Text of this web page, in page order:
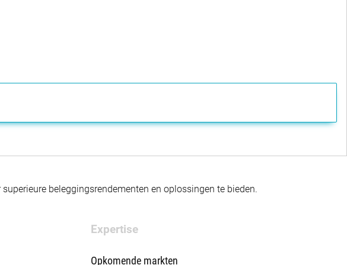
beleggingsrendementen en oplossingen te bieden.
Expertise
Opkomende markten